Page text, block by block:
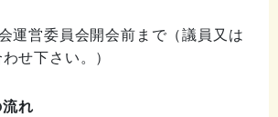
運営委員会開会前まで（議員又は
せ下さい。）
れ